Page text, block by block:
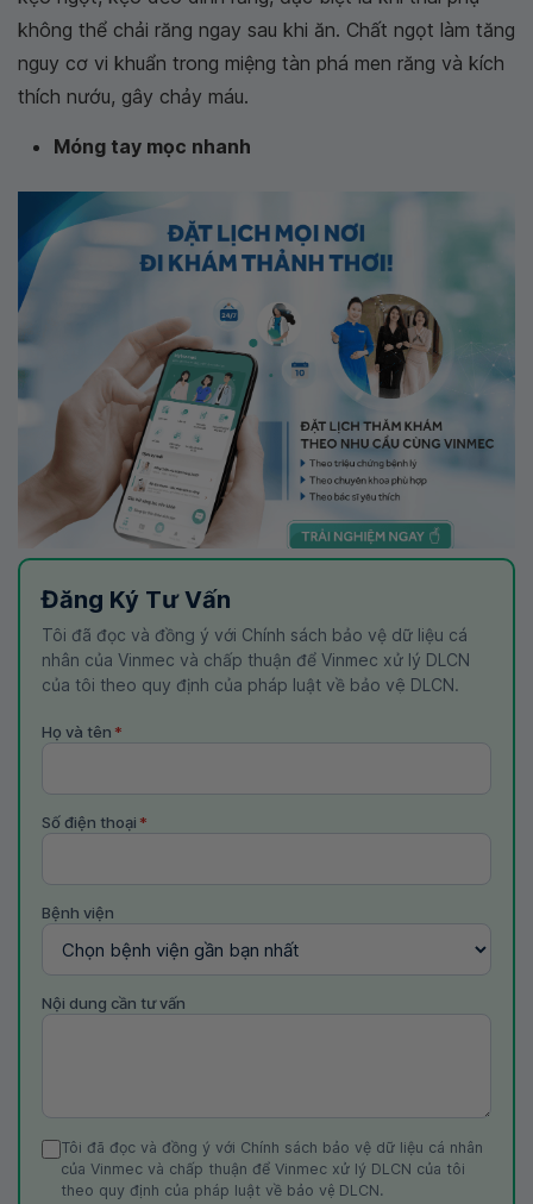
không thể chải răng ngay sau khi ăn. Chất ngọt làm tăng
nguy cơ vi khuẩn trong miệng tàn phá men răng và kích
thích nướu, gây chảy máu.
Móng tay mọc nhanh
Đăng Ký Tư Vấn
Tôi đã đọc và đồng ý với Chính sách bảo vệ dữ liệu cá
nhân của Vinmec và chấp thuận để Vinmec xử lý DLCN
của tôi theo quy định của pháp luật về bảo vệ DLCN.
Họ và tên *
Số điện thoại *
Bệnh viện
Nội dung cần tư vấn
Tôi đã đọc và đồng ý với Chính sách bảo vệ dữ liệu cá nhân
của Vinmec và chấp thuận để Vinmec xử lý DLCN của tôi
theo quy định của pháp luật về bảo vệ DLCN.